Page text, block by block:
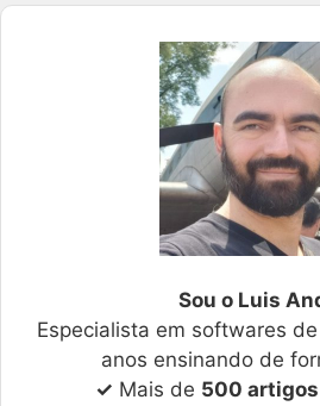
Sou o Luis
Especialista em softwares
anos ensinando de
✓ Mais de 500 artigos